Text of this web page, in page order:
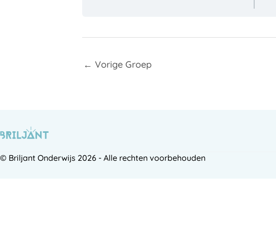
← Vorige Groep
© Briljant Onderwijs 2026 - Alle rechten voorbehouden